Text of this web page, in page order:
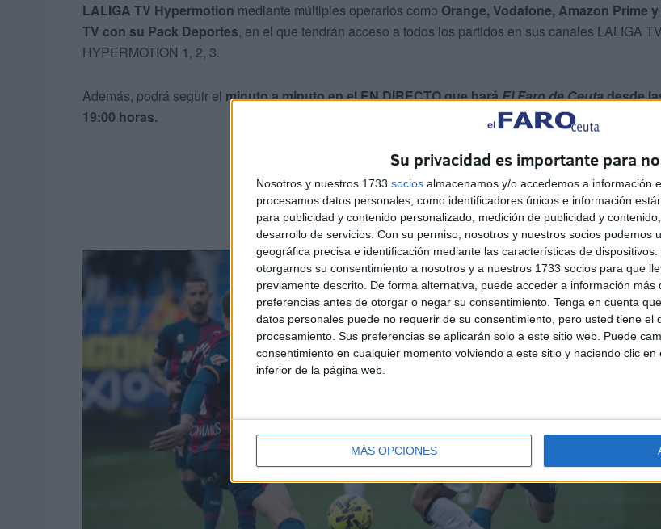
Su privacidad es importante para
Nosotros y nuestros 1733 socios almacenamos y/o accedemos a información
procesamos datos personales, como identificadores únicos e información
para publicidad y contenido personalizado, medición de publicidad y
desarrollo de servicios. Con su permiso, nosotros y nuestros socios podemos
geográfica precisa e identificación mediante las características de
otorgarnos su consentimiento a nosotros y a nuestros 1733 socios para que
previamente descrito. De forma alternativa, puede acceder a información más
preferencias antes de otorgar o negar su consentimiento. Tenga en cuenta
datos personales puede no requerir de su consentimiento, pero usted tiene el
procesamiento. Sus preferencias se aplicarán solo a este sitio web. Puede
consentimiento en cualquier momento volviendo a este sitio y haciendo clic
inferior de la página web.
MÁS OPCIONES
LALIGA TV Hypermotion mediante múltiples operarios como Orange, Vodafone, Amazon Prime y
TV con su Pack Deportes, en el que tendrán acceso a todos los partidos en sus canales LALIGA TV
HYPERMOTION 1, 2, 3.
Además, podrá seguir el minuto a minutoen elEN DIRECTO que haráEl Faro de Ceutadesde
19:00 horas.